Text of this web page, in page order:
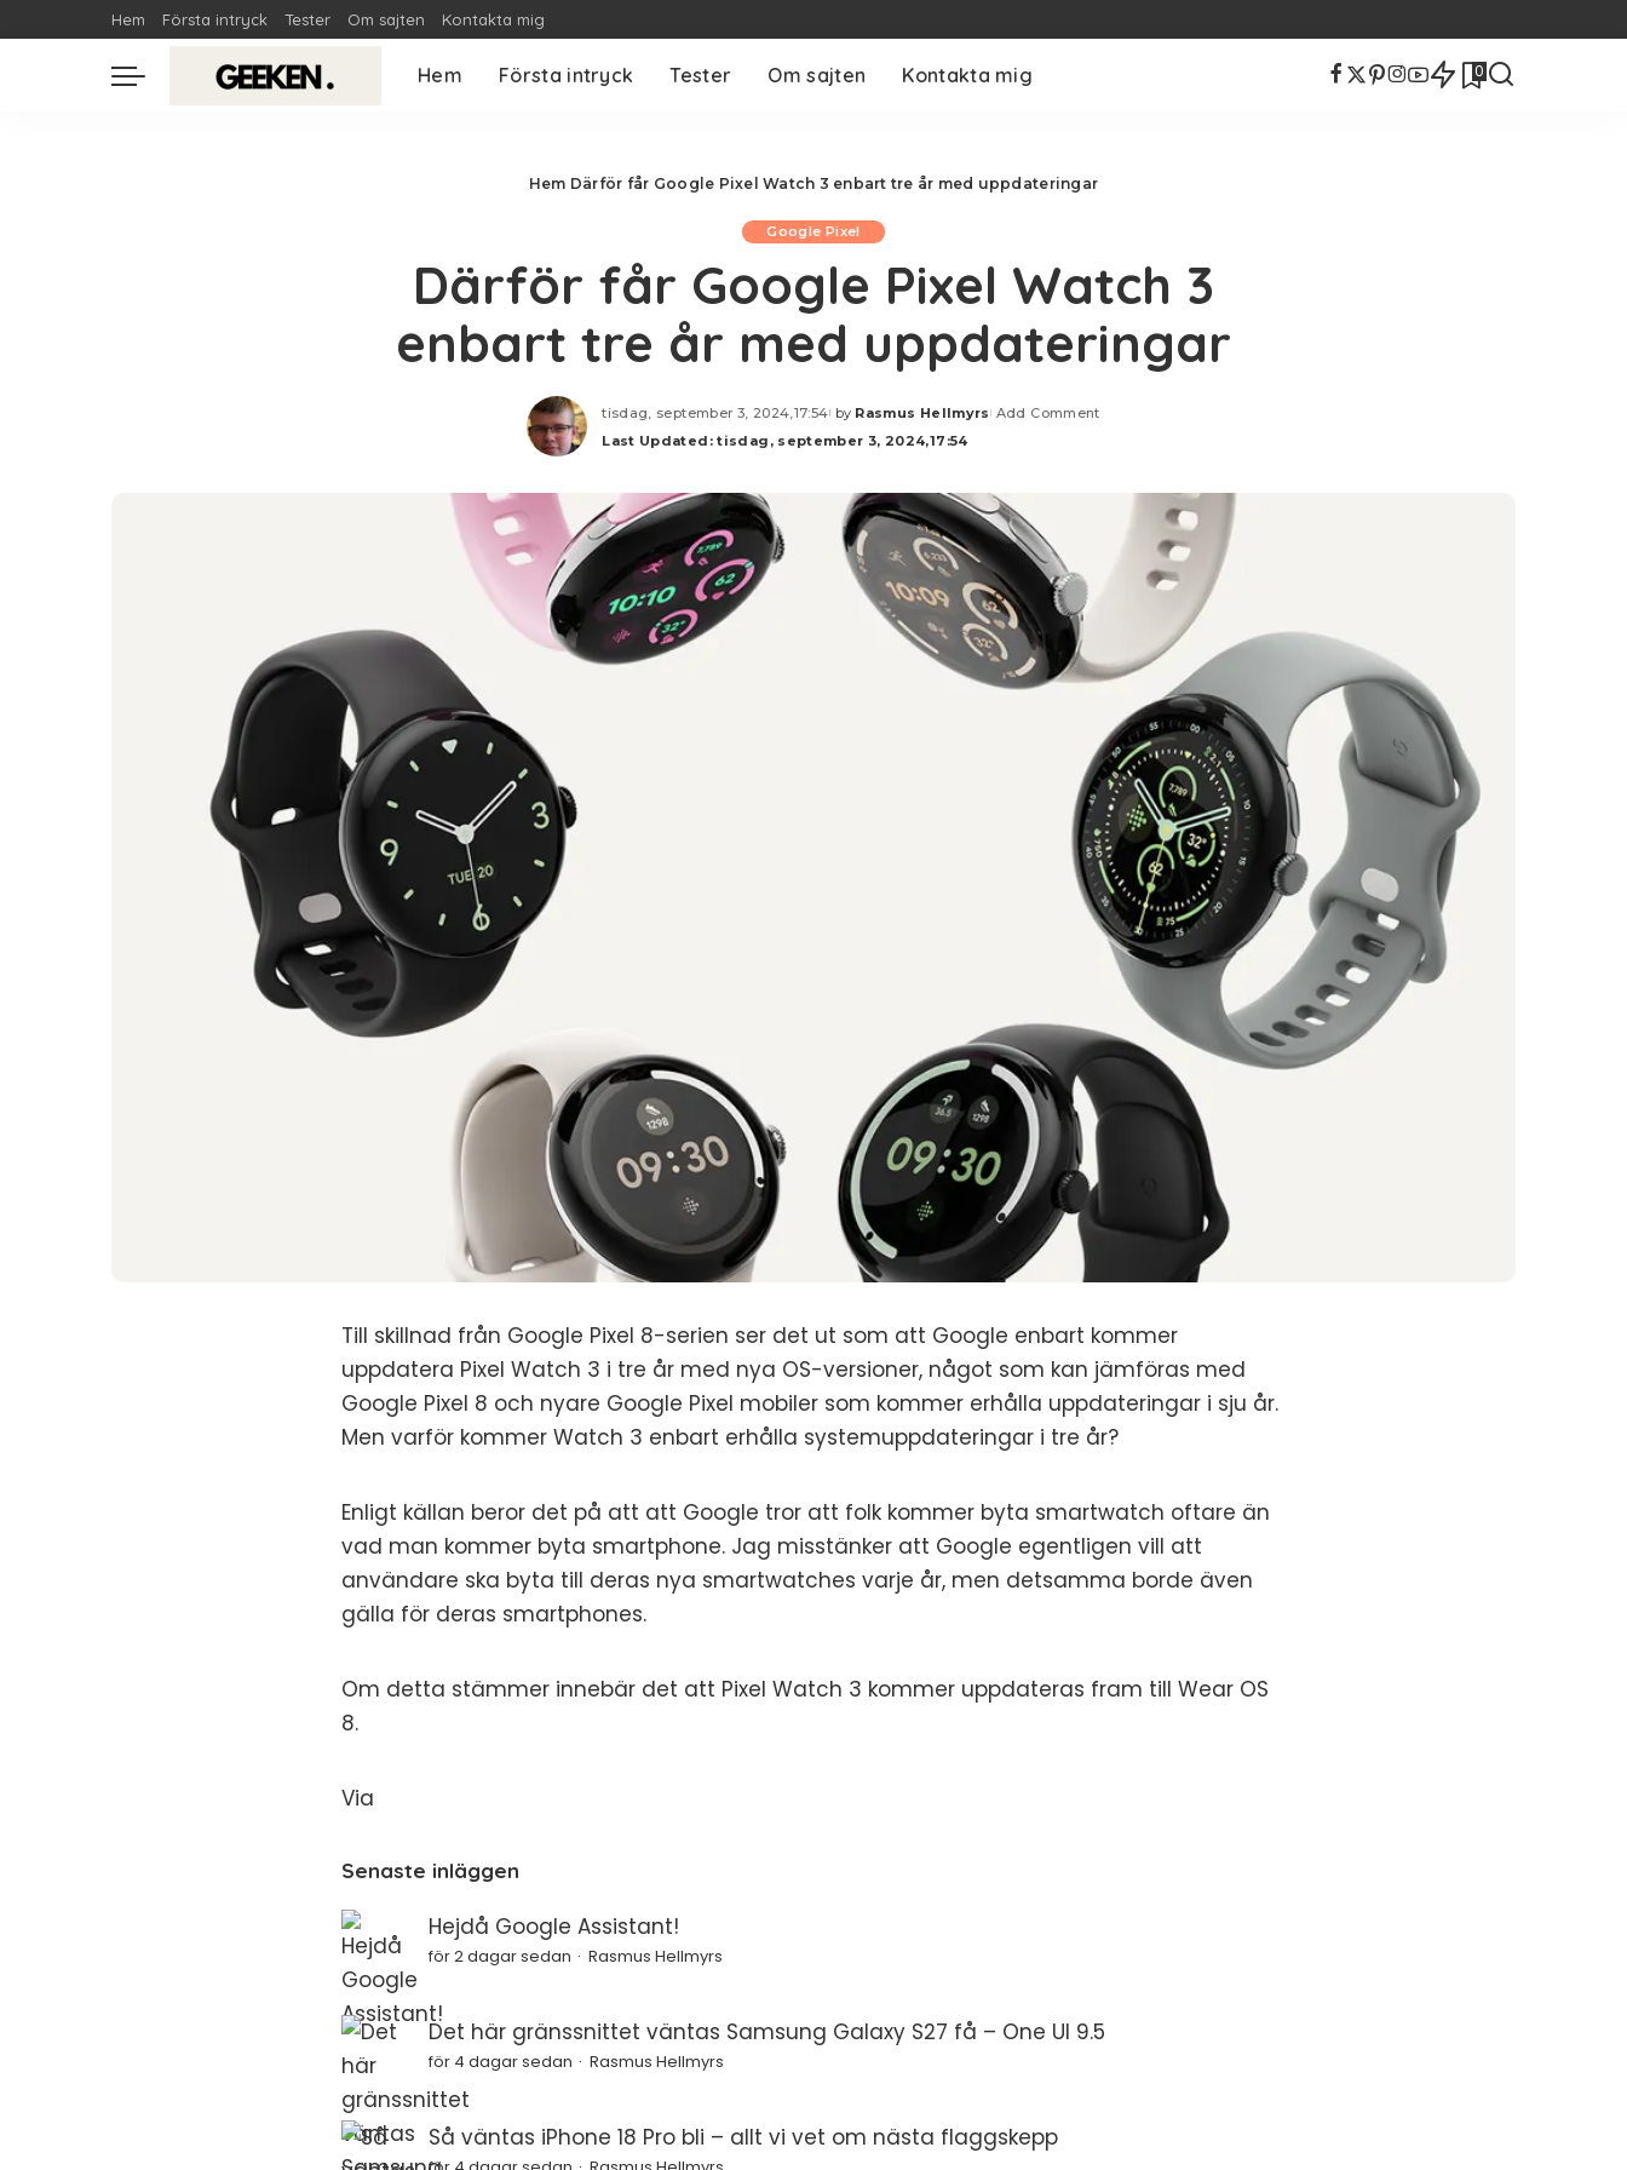
Hem Första intryck Tester Om sajten Kontakta mig
Hem Första intryck Tester Om sajten Kontakta mig 0
Hem Därför får Google Pixel Watch 3 enbart tre år med uppdateringar
Google Pixel
Därför får Google Pixel Watch 3
enbart tre år med uppdateringar
tisdag, september 3, 2024,17:54
Posted
by
by Rasmus Hellmyrs Add Comment
Last Updated: tisdag, september 3, 2024,17:54
Till skillnad från Google Pixel 8-serien ser det ut som att Google enbart kommer
uppdatera Pixel Watch 3 i tre år med nya OS-versioner, något som kan jämföras med
Google Pixel 8 och nyare Google Pixel mobiler som kommer erhålla uppdateringar i sju år.
Men varför kommer Watch 3 enbart erhålla systemuppdateringar i tre år?
Enligt källan beror det på att att Google tror att folk kommer byta smartwatch oftare än
vad man kommer byta smartphone. Jag misstänker att Google egentligen vill att
användare ska byta till deras nya smartwatches varje år, men detsamma borde även
gälla för deras smartphones.
Om detta stämmer innebär det att Pixel Watch 3 kommer uppdateras fram till Wear OS
8.
Via
Senaste inläggen
Hejdå Google Assistant!
för 2 dagar sedan Rasmus Hellmyrs
Det här gränssnittet väntas Samsung Galaxy S27 få – One UI 9.5
för 4 dagar sedan Rasmus Hellmyrs
Så väntas iPhone 18 Pro bli – allt vi vet om nästa flaggskepp